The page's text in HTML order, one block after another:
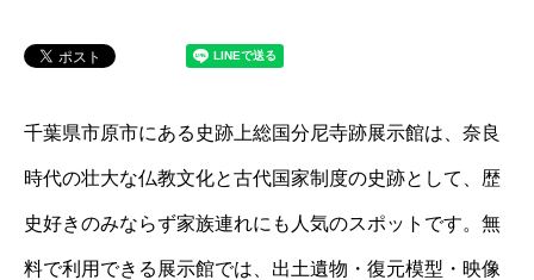
千葉県市原市にある史跡上総国分尼寺跡展示館は、奈良
時代の壮大な仏教文化と古代国家制度の史跡として、歴
史好きのみならず家族連れにも人気のスポットです。無
料で利用できる展示館では、出土遺物・復元模型・映像